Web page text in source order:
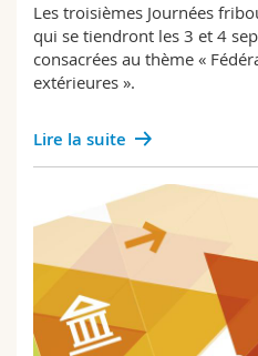
Les troisièmes Journées
qui se tiendront les 3 et 4
consacrées au thème «
extérieures ».
Lire la suite